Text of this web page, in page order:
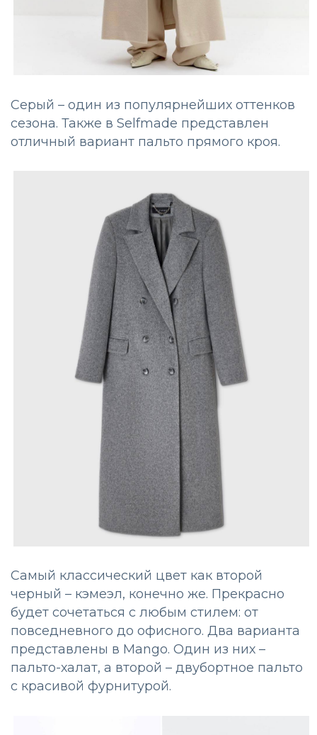
Серый – один из популярнейших оттенков
сезона. Также в Selfmade представлен
отличный вариант пальто прямого кроя.
Самый классический цвет как второй
черный – кэмеэл, конечно же. Прекрасно
будет сочетаться с любым стилем: от
повседневного до офисного. Два варианта
представлены в Mango. Один из них –
пальто-халат, а второй – двубортное пальто
с красивой фурнитурой.